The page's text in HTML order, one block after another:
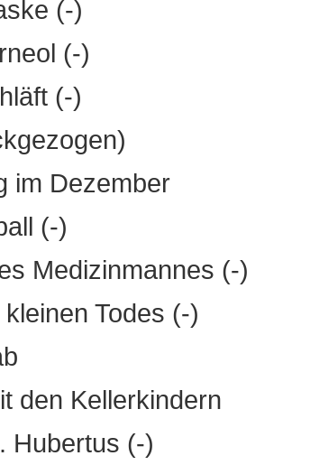
(-)
(-)
(-)
im Dezember
(-)
Medizinmannes (-)
Todes (-)
den Kellerkindern
Hubertus (-)